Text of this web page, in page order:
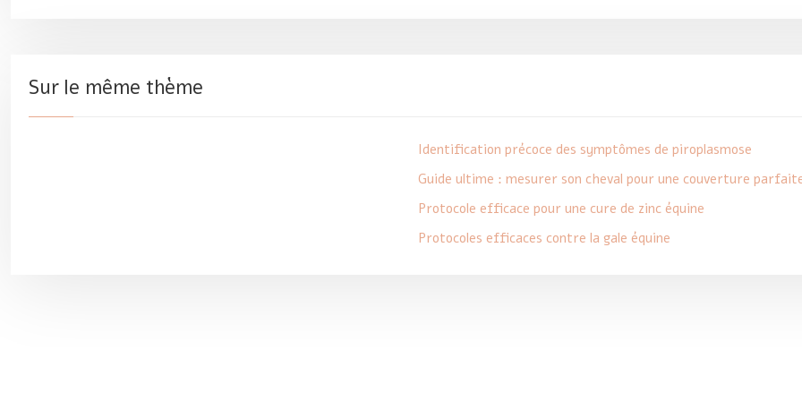
Sur le même thème
Identification précoce des symptômes de piroplasmose
Guide ultime : mesurer son cheval pour une couverture
Protocole efficace pour une cure de zinc équine
Protocoles efficaces contre la gale équine